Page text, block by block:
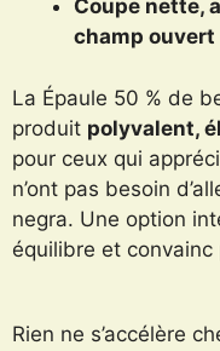
Coupe nette,
champ ouvert
La Épaule 50 % de
produit polyvalent,
pour ceux qui
n’ont pas besoin
negra. Une option
équilibre et convainc
Rien ne s’accélère